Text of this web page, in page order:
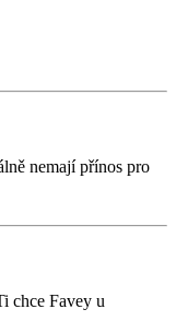
nemají přínos pro
chce Favey u